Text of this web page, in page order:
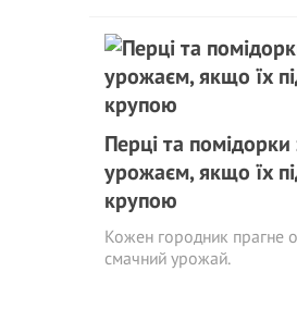
Перці та помідорки
урожаєм, якщо їх
крупою
Кожен городник прагне
смачний урожай.